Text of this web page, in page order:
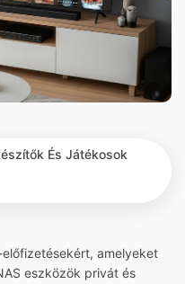
És Játékosok
amelyeket
eszközök privát és